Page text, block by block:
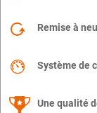
Remise à
Système de
Une qualité